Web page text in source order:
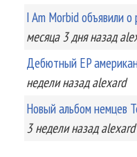
I Am Morbid объявили
месяца 3 дняназад
Дебютный EP
неделиназад alexard
Новый альбом немцев
3 неделиназад alexard